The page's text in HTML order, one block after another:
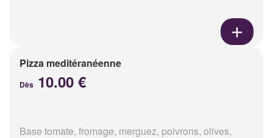
Pizza meditéranéenne
Dès 10.00 €
Base tomate, fromage, merguez, poivrons, olives,